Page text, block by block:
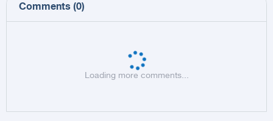
Comments (0)
Loading more comments...